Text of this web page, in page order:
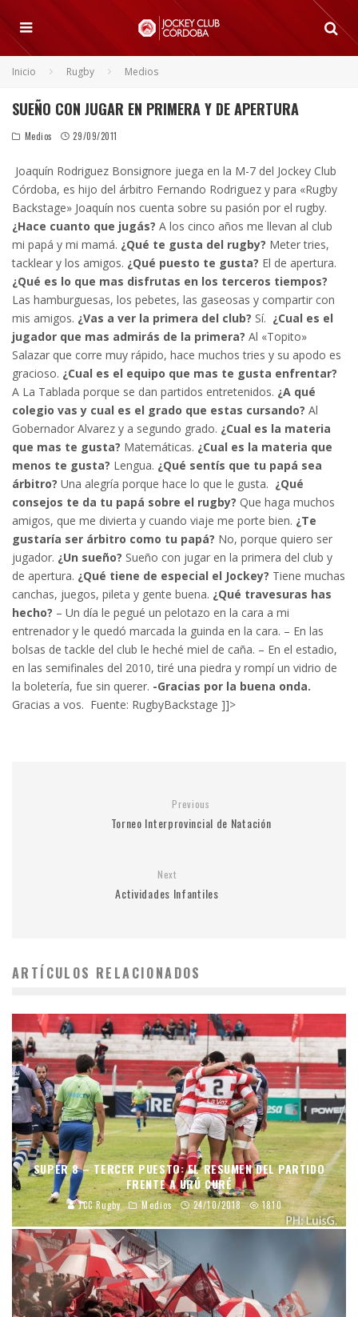
Inicio Rugby Medios
SUEÑO CON JUGAR EN PRIMERA Y DE APERTURA
Medios 29/09/2011
Joaquín Rodriguez Bonsignore juega en la M-7 del Jockey Club
Córdoba, es hijo del árbitro Fernando Rodriguez y para «Rugby
Backstage» Joaquín nos cuenta sobre su pasión por el rugby.
¿Hace cuanto que jugás? A los cinco años me llevan al club
mi papá y mi mamá. ¿Qué te gusta del rugby? Meter tries,
tacklear y los amigos. ¿Qué puesto te gusta? El de apertura.
¿Qué es lo que mas disfrutas en los terceros tiempos?
Las hamburguesas, los pebetes, las gaseosas y compartir con
mis amigos. ¿Vas a ver la primera del club? Sí. ¿Cual es el
jugador que mas admirás de la primera? Al «Topito»
Salazar que corre muy rápido, hace muchos tries y su apodo es
gracioso. ¿Cual es el equipo que mas te gusta enfrentar?
A La Tablada porque se dan partidos entretenidos. ¿A qué
colegio vas y cual es el grado que estas cursando? Al
Gobernador Alvarez y a segundo grado. ¿Cual es la materia
que mas te gusta? Matemáticas. ¿Cual es la materia que
menos te gusta? Lengua. ¿Qué sentís que tu papá sea
árbitro? Una alegría porque hace lo que le gusta. ¿Qué
consejos te da tu papá sobre el rugby? Que haga muchos
amigos, que me divierta y cuando viaje me porte bien. ¿Te
gustaría ser árbitro como tu papá? No, porque quiero ser
jugador. ¿Un sueño? Sueño con jugar en la primera del club y
de apertura. ¿Qué tiene de especial el Jockey? Tiene muchas
canchas, juegos, pileta y gente buena. ¿Qué travesuras has
hecho? – Un día le pegué un pelotazo en la cara a mi
entrenador y le quedó marcada la guinda en la cara. – En las
bolsas de tackle del club le heché miel de caña. – En el estadio,
en las semifinales del 2010, tiré una piedra y rompí un vidrio de
la boletería, fue sin querer. -Gracias por la buena onda.
Gracias a vos. Fuente: RugbyBackstage ]]>
Previous
Torneo Interprovincial de Natación
Next
Actividades Infantiles
ARTÍCULOS RELACIONADOS
SUPER 8 – TERCER PUESTO: EL RESUMEN DEL PARTIDO
FRENTE A URÚ CURÉ
JCC Rugby Medios 24/10/2018 1810